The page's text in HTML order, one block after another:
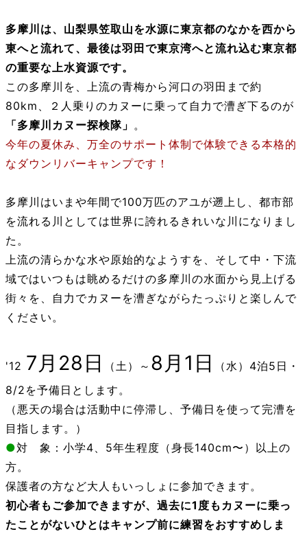
多摩川は、山梨県笠取山を水源に東京都のなかを西から
東へと流れて、最後は羽田で東京湾へと流れ込む東京都
の重要な上水資源です。
この多摩川を、上流の青梅から河口の羽田まで約
80km、２人乗りのカヌーに乗って自力で漕ぎ下るのが
「多摩川カヌー探検隊」 。
今年の夏休み、万全のサポート体制で体験できる本格的
なダウンリバーキャンプです！
多摩川はいまや年間で100万匹のアユが遡上し、都市部
を流れる川としては世界に誇れるきれいな川になりまし
た。
上流の清らかな水や原始的なようすを、そして中・下流
域ではいつもは眺めるだけの多摩川の水面から見上げる
街々を、自力でカヌーを漕ぎながらたっぷりと楽しんで
ください。
'12 7月 28日 （土）～ 8月1日
（水）4泊5日・
8/2を予備日とします。
（悪天の場合は活動中に停滞し、予備日を使って完漕を
目指します。）
●対 象：小学4、5年生程度（身長140cm〜）以上の
方。
保護者の方など大人もいっしょに参加できます。
初心者もご参加できますが、過去に1度もカヌーに乗っ
たことがないひとはキャンプ前に練習をおすすめしま